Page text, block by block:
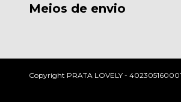
Meios de envio
Copyright PRATA LOVELY -